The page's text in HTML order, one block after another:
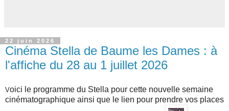
22 juin 2026
Cinéma Stella de Baume les Dames : à
l'affiche du 28 au 1 juillet 2026
Voici le programme du Stella pour cette nouvelle semaine
cinématographique ainsi que l e lien pour prendre vos places